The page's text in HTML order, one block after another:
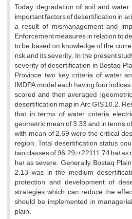
Today, degradation of soil and
important factors of desertification in
a result of mismanagement and
Enforcement measures in relation to
to be based on knowledge of the
risk and its severity. In the present
severity of desertification in Bostaq
Province, two key criteria of water
IMDPA model, each having four
scored and then averaged
desertification map in Arc GIS 10.2.
that in terms of water criteria,
geometric mean of 3.33 and in terms
with mean of 2.69 were the critical
region. Total desertification status
two classes of 96.29% (22111.74 ha)
ha) as severe. Generally, Bostaq
2.13 was in the medium
protection and development of
strategies which can reduce the
should be implemented in
plain.